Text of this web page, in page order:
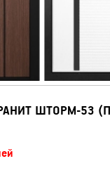
ШТОРМ-53